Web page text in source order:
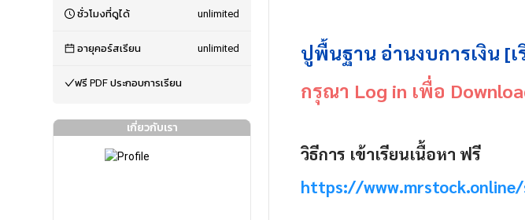
ชั่วโมงที่ดูได้ unlimited
อายุคอร์สเรียน unlimited
ฟรี PDF ประกอบการเรียน
เกี่ยวกับเรา
ปูพื้นฐาน อ่านงบการเงิน [
กรุณา Log in เพื่อ
วิธีการ เข้าเรียนเนื้อหา ฟรี
https://